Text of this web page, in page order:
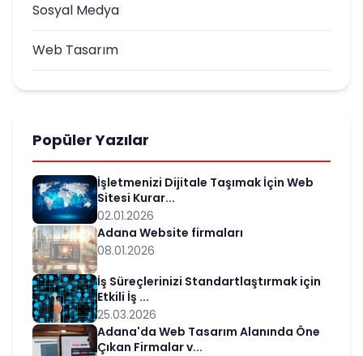
Sosyal Medya
Web Tasarım
Popüler Yazılar
İşletmenizi Dijitale Taşımak İçin Web
Sitesi Kurar...
02.01.2026
Adana Website firmaları
08.01.2026
İş Süreçlerinizi Standartlaştırmak için
Etkili İş ...
25.03.2026
Adana'da Web Tasarım Alanında Öne
Çıkan Firmalar v...